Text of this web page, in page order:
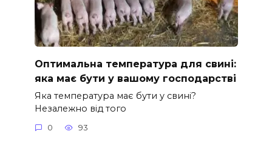
Оптимальна температура для свині:
яка має бути у вашому господарстві
Яка температура має бути у свині?
Незалежно від того
0 93